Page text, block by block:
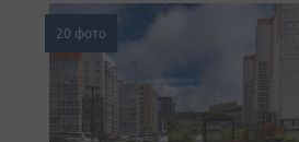
20 фото